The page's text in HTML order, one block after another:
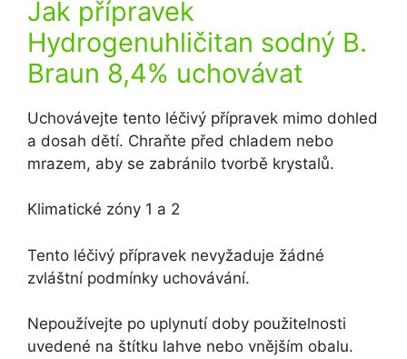
Jak přípravek
Hydrogenuhličitan sodný B.
Braun 8,4% uchovávat
Uchovávejte tento léčivý přípravek mimo dohled
a dosah dětí. Chraňte před chladem nebo
mrazem, aby se zabránilo tvorbě krystalů.
Klimatické zóny 1 a 2
Tento léčivý přípravek nevyžaduje žádné
zvláštní podmínky uchovávání.
Nepoužívejte po uplynutí doby použitelnosti
uvedené na štítku lahve nebo vnějším obalu.